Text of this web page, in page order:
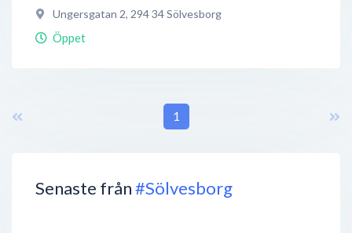
Senaste från#Sölvesborg
Ungersgatan 2, 294 34Sölvesborg
Öppet
1